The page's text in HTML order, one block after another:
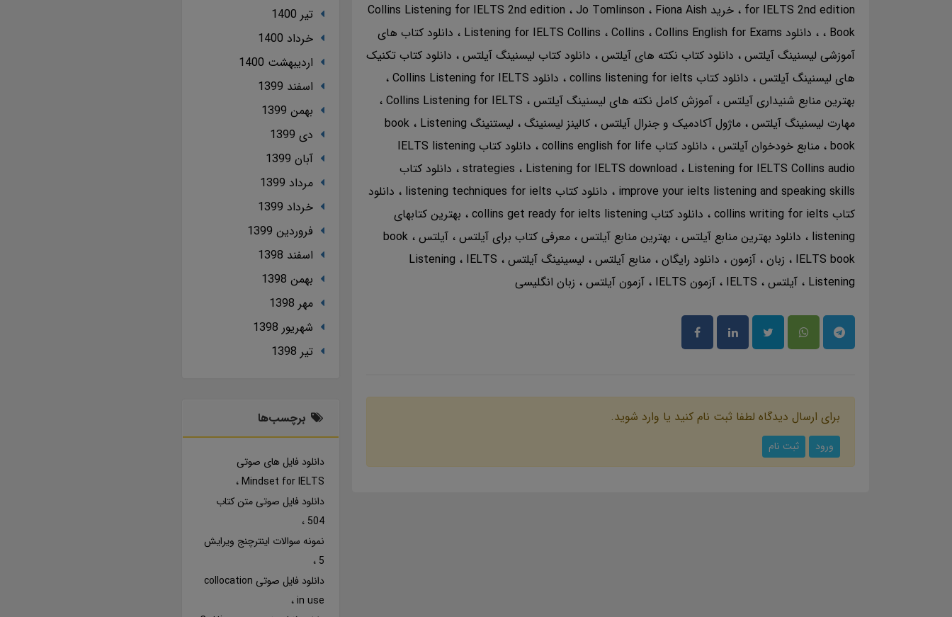
for IELTS 2nd edition
خرید Collins Listening for IELTS 2nd edition Jo Tomlinson
Fiona Aish
Book
دانلود Listening for IELTS Collins Collins Collins English for Exams
دانلود کتاب های
آموزشی لیسنینگ آیلتس
دانلود کتاب نکته های آیلتس دانلود کتاب لیسنینگ آیلتس
دانلود کتاب تکنیک
های لیسنینگ آیلتس
دانلود کتاب collins listening for ielts
دانلود Collins Listening for IELTS
بهترین منابع شنیداری آیلتس آموزش کامل نکته های لیسنینگ آیلتس
Collins Listening for IELTS
مهارت لیسنینگ آیلتس ماژول آکادمیک و جنرال آیلتس کالینز لیسنینگ لیستنینگ book Listening
book منابع خودخوان آیلتس دانلود کتاب collins english for life
دانلود کتاب IELTS listening
strategies
Listening for IELTS download Listening for IELTS Collins audio
دانلود کتاب
improve your ielts listening and speaking skills
دانلود کتاب listening techniques for ielts
دانلود
کتاب collins writing for ielts
دانلود کتاب collins get ready for ielts listening
بهترین کتابهای
listening
دانلود بهترین منابع آیلتس بهترین منابع آیلتس معرفی کتاب برای آیلتس آیلتس book
IELTS book
زبان آزمون دانلود رایگان منابع آیلتس لیسینینگ آیلتس Listening
IELTS
Listening
آیلتس IELTS آزمون IELTS آزمون آیلتس زبان انگلیسی
برای ارسال دیدگاه لطفا ثبت نام کنید یا وارد شوید.
ورود ثبت نام
تير 1400
خرداد 1400
ارديبهشت 1400
اسفند 1399
بهمن 1399
دی 1399
آبان 1399
مرداد 1399
خرداد 1399
فروردین 1399
اسفند 1398
بهمن 1398
مهر 1398
شهریور 1398
تير 1398
برچسب‌ها
دانلود فایل های صوتی
Mindset for IELTS
دانلود فایل صوتی متن کتاب
504
نمونه سوالات اینترچنج ویرایش
5
دانلود فایل صوتی collocation
in use